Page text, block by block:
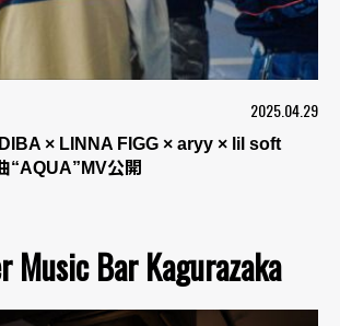
2025.04.29
× LINNA FIGG × aryy × lil soft
“AQUA”MV公開
Music Bar Kagurazaka